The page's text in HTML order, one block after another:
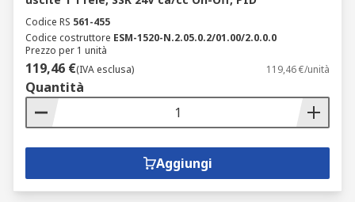
Codice RS 561-455
Codice costruttore ESM-1520-N.2.05.0.2/01.00/2.0.0.0
Prezzo per 1 unità
119,46 €(IVA esclusa) 119,46 €/unità
Quantità
Aggiungi